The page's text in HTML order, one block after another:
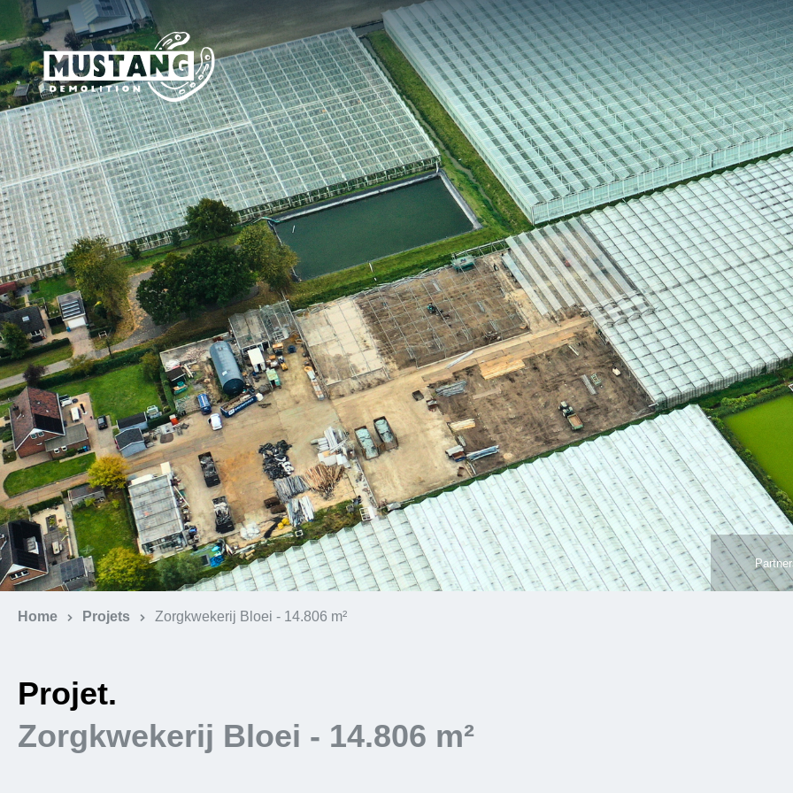
Home Projets Zorgkwekerij Bloei - 14.806 m²
Projet.
Zorgkwekerij Bloei - 14.806 m²